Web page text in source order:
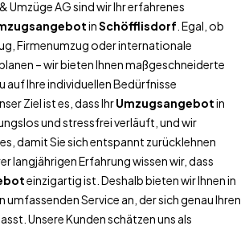
Umzüge AG sind wir Ihr erfahrenes
inSchöfflisdorf . Egal, ob
Firmenumzug oder internationale
– wir bieten Ihnen maßgeschneiderte
auf Ihre individuellen Bedürfnisse
Ziel ist es, dass IhrUmzugsangebotin
und stressfrei verläuft, und wir
damit Sie sich entspannt zurücklehnen
langjährigen Erfahrung wissen wir, dass
einzigartig ist. Deshalb bieten wir Ihnen in
umfassenden Service an, der sich genau Ihren
Unsere Kunden schätzen uns als